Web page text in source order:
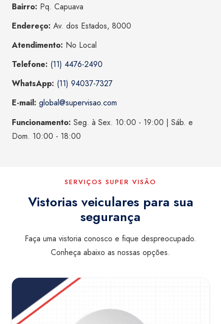
Bairro: Pq. Capuava
Endereço: Av. dos Estados, 8000
Atendimento: No Local
Telefone: (11) 4476-2490
WhatsApp: (11) 94037-7327
E-mail: global@supervisao.com
Funcionamento: Seg. à Sex. 10:00 - 19:00 | Sáb. e
Dom. 10:00 - 18:00
SERVIÇOS SUPER VISÃO
Vistorias veiculares para sua
segurança
Faça uma vistoria conosco e fique despreocupado.
Conheça abaixo as nossas opções.